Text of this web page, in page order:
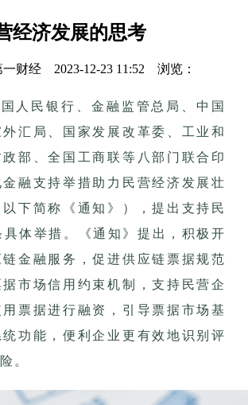
经济发展的思考
财经 2023-12-23 11:52 浏览：
人民银行、金融监管总局、中国
汇局、国家发展改革委、工业和
部、全国工商联等八部门联合印
融支持举措助力民营经济发展壮
下简称《通知》），提出支持民
体举措。
《通知》提出，积极开
金融服务，促进供应链票据规范
市场信用约束机制，支持民营企
票据进行融资，引导票据市场基
功能，便利企业更有效地识别评
。